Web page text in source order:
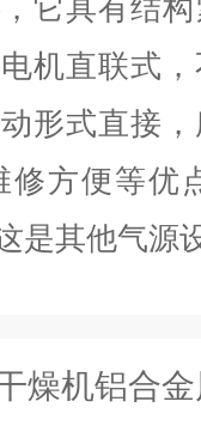
它具有结
机直联式
形式直接
方便等优
是其他气源
燥机铝合